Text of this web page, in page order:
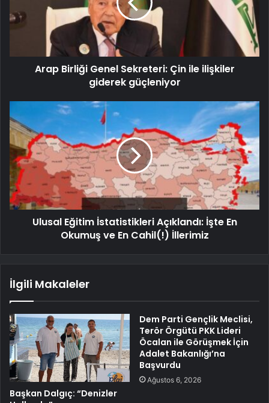
Arap Birliği Genel Sekreteri: Çin ile ilişkiler
giderek güçleniyor
Ulusal Eğitim İstatistikleri Açıklandı: İşte En
Okumuş ve En Cahil(!) İllerimiz
İlgili Makaleler
Başkan Dalgıç: “Denizler
Dem Parti Gençlik Meclisi,
Terör Örgütü PKK Lideri
Öcalan ile Görüşmek İçin
Adalet Bakanlığı’na
Başvurdu
Ağustos 6, 2026